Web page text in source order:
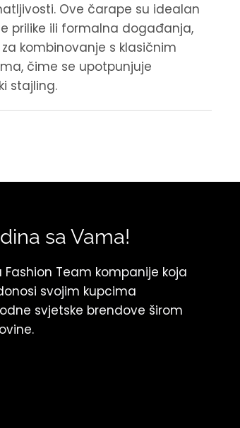
Ove čarape su idealan
prilike ili formalna događanja,
kombinovanje s klasičnim
čime se upotpunjuje
stajling.
sa Vama!
Team kompanije koja
svojim kupcima
svjetske brendove širom